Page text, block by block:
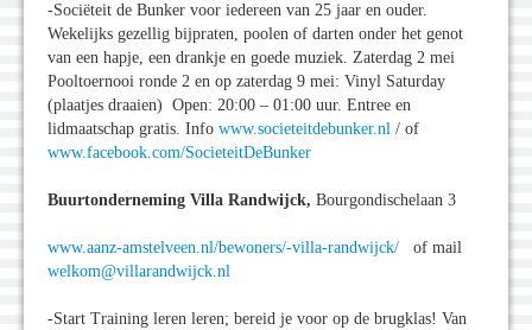
-Sociëteit de Bunker voor iedereen van 25 jaar en ouder.
Wekelijks gezellig bijpraten, poolen of darten onder het genot
van een hapje, een drankje en goede muziek. Zaterdag 2 mei
Pooltoernooi ronde 2 en op zaterdag 9 mei: Vinyl Saturday
(plaatjes draaien) Open: 20:00 – 01:00 uur. Entree en
lidmaatschap gratis. Info www.societeitdebunker.nl / of
www.facebook.com/SocieteitDeBunker
Buurtonderneming Villa Randwijck, Bourgondischelaan 3
www.aanz-amstelveen.nl/bewoners/-villa-randwijck/ of mail
welkom@villarandwijck.nl
-Start Training leren leren; bereid je voor op de brugklas! Van